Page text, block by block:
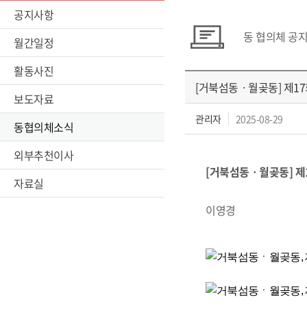
공지사항
월간일정
활동사진
보도자료
동협의체소식
외부추천이사
자료실
동 협의체 공
[거북섬동ㆍ월곶동] 제
관리자 2025-08-29
[거북섬동ㆍ월곶동]
이영경